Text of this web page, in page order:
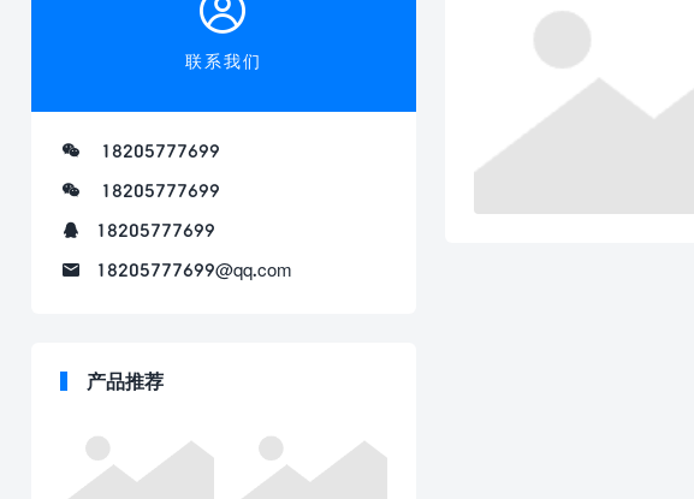
联系我们
18205777699
18205777699
18205777699
18205777699@qq.com
产品推荐